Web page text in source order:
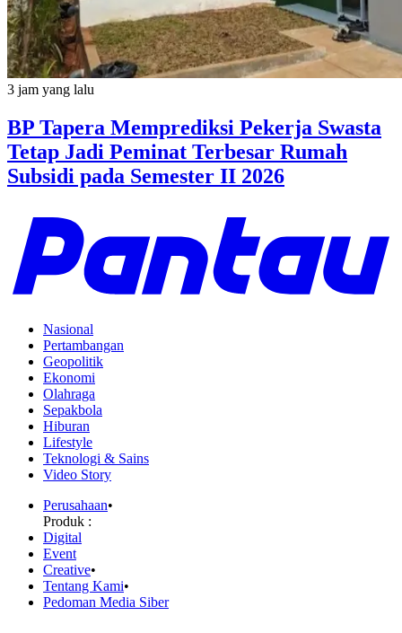
3 jam yang lalu
BP Tapera Memprediksi Pekerja Swasta
Tetap Jadi Peminat Terbesar Rumah
Subsidi pada Semester II 2026
Nasional
Pertambangan
Geopolitik
Ekonomi
Olahraga
Sepakbola
Hiburan
Lifestyle
Teknologi & Sains
Video Story
Perusahaan•
Produk :
Digital
Event
Creative•
Tentang Kami•
Pedoman Media Siber